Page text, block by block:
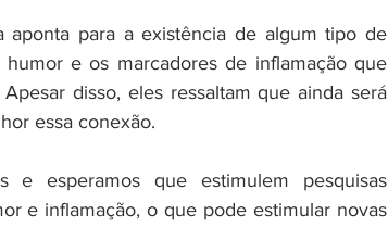
aponta para a existência de algum tipo de
e os marcadores de inflamação que
disso, eles ressaltam que ainda será
essa conexão.
e esperamos que estimulem pesquisas
e inflamação, o que pode estimular novas